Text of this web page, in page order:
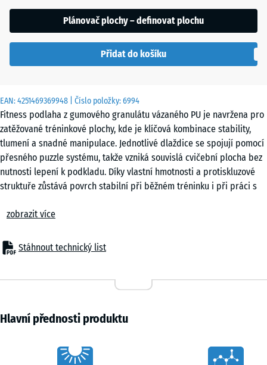
EAN:4251469369948 | Číslo položky:6994
Fitness podlaha z gumového granulátu vázaného PU je navržena pro
zatěžované tréninkové plochy, kde je klíčová kombinace stability,
tlumení a snadné manipulace. Jednotlivé dlaždice se spojují pomocí
přesného puzzle systému, takže vzniká souvislá cvičební plocha bez
nutnosti lepení k podkladu. Díky vlastní hmotnosti a protiskluzové
struktuře zůstává povrch stabilní při běžném tréninku i při práci s
Snadná pokládka
Dlaždice lze pokládat do šachovnicového uspořádání nebo na vazbu
podle dispozice prostoru. Povrch je možné kdykoli rozšířit, přeskupit
tréninkových zón i uživatelé domácích posiloven.
Elastická struktura tlumí nárazy a rozkládá bodové zatížení při
odkládání činek nebo pohybu strojů. Tím se snižuje riziko poškození
přenosu kročejového hluku a vibrací do konstrukce budovy, což je
zobrazit více
Stáhnout technický list
uvedeno
50
cm
|
0,25
m²
50
50
cm
- 188,00 Kč
Plánovač plochy – definovat plochu
Přidat do košíku
Hlavní přednosti produktu
Characteristics